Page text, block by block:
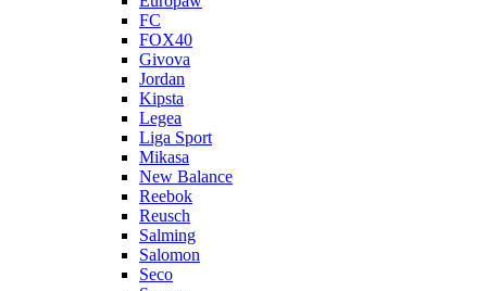
FC
FOX40
Givova
Jordan
Kipsta
Legea
Liga Sport
Mikasa
New Balance
Reebok
Reusch
Salming
Salomon
Seco